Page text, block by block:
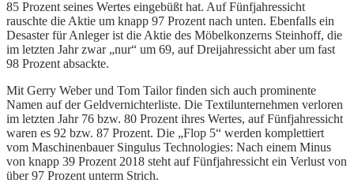
85 Prozent seines Wertes eingebüßt hat. Auf Fünfjahressicht
rauschte die Aktie um knapp 97 Prozent nach unten. Ebenfalls ein
Desaster für Anleger ist die Aktie des Möbelkonzerns Steinhoff, die
im letzten Jahr zwar „nur“ um 69, auf Dreijahressicht aber um fast
98 Prozent absackte.
Mit Gerry Weber und Tom Tailor finden sich auch prominente
Namen auf der Geldvernichterliste. Die Textilunternehmen verloren
im letzten Jahr 76 bzw. 80 Prozent ihres Wertes, auf Fünfjahressicht
waren es 92 bzw. 87 Prozent. Die „Flop 5“ werden komplettiert
vom Maschinenbauer Singulus Technologies: Nach einem Minus
von knapp 39 Prozent 2018 steht auf Fünfjahressicht ein Verlust von
über 97 Prozent unterm Strich.